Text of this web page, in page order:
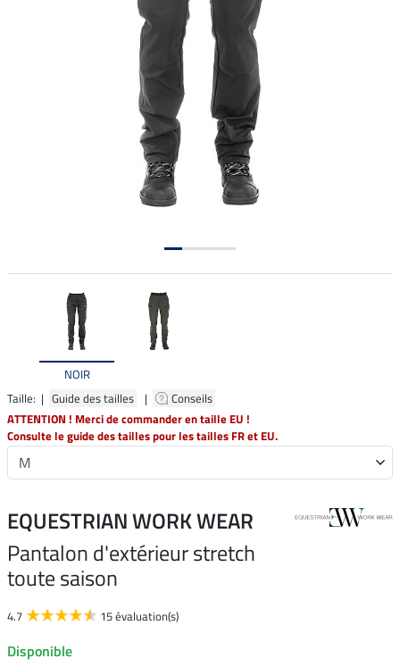
NOIR
Taille: | Guide des tailles |
Conseils
ATTENTION ! Merci de commander en taille EU !
Consulte le guide des tailles pour les tailles FR et EU.
EQUESTRIAN WORK WEAR
Pantalon d'extérieur stretch
toute saison
4.7 15 évaluation(s)
Disponible